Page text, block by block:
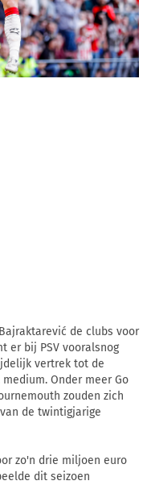
de clubs voor
er bij PSV vooralsnog
vertrek tot de
Onder meer Go
zouden zich
de twintigjarige
zo'n drie miljoen euro
dit seizoen